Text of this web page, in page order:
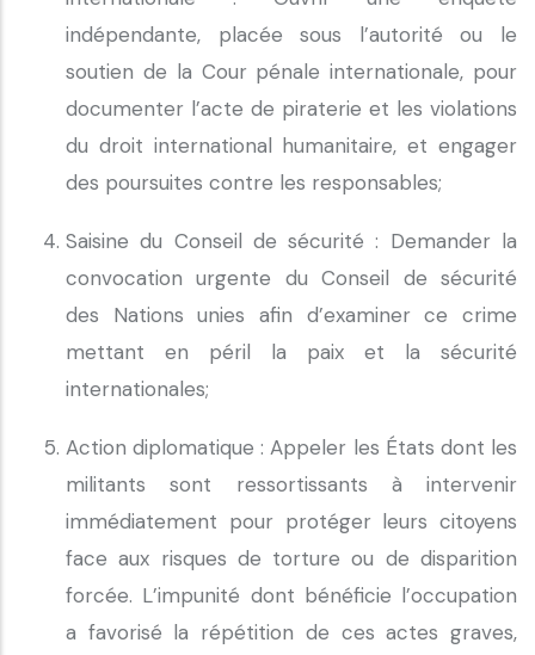
indépendante, placée sous l’autorité ou le
soutien de la Cour pénale internationale, pour
documenter l’acte de piraterie et les violations
du droit international humanitaire, et engager
des poursuites contre les responsables;
Saisine du Conseil de sécurité : Demander la
convocation urgente du Conseil de sécurité
des Nations unies afin d’examiner ce crime
mettant en péril la paix et la sécurité
internationales;
Action diplomatique : Appeler les États dont les
militants sont ressortissants à intervenir
immédiatement pour protéger leurs citoyens
face aux risques de torture ou de disparition
forcée. L’impunité dont bénéficie l’occupation
a favorisé la répétition de ces actes graves,